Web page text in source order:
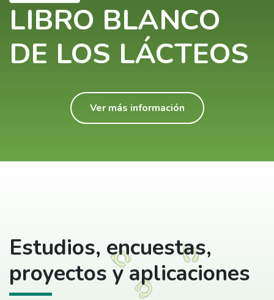
LIBRO BLANCO
DE LOS LÁCTEOS
Ver más información
Estudios, encuestas,
proyectos y aplicaciones